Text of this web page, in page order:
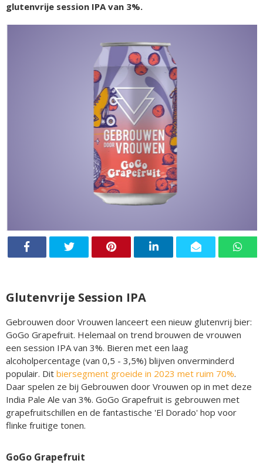
glutenvrije session IPA van 3%.
Glutenvrije Session IPA
Gebrouwen door Vrouwen lanceert een nieuw glutenvrij bier:
GoGo Grapefruit. Helemaal on trend brouwen de vrouwen
een session IPA van 3%. Bieren met een laag
alcoholpercentage (van 0,5 - 3,5%) blijven onverminderd
populair. Dit biersegment groeide in 2023 met ruim 70%.
Daar spelen ze bij Gebrouwen door Vrouwen op in met deze
India Pale Ale van 3%. GoGo Grapefruit is gebrouwen met
grapefruitschillen en de fantastische 'El Dorado' hop voor
flinke fruitige tonen.
GoGo Grapefruit